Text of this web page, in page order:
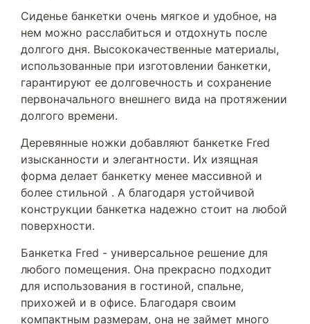
Сиденье банкетки очень мягкое и удобное, на
нем можно расслабиться и отдохнуть после
долгого дня. Высококачественные материалы,
использованные при изготовлении банкетки,
гарантируют ее долговечность и сохранение
первоначального внешнего вида на протяжении
долгого времени.
Деревянные ножки добавляют банкетке Fred
изысканности и элегантности. Их изящная
форма делает банкетку менее массивной и
более стильной . А благодаря устойчивой
конструкции банкетка надежно стоит на любой
поверхности.
Банкетка Fred - универсальное решение для
любого помещения. Она прекрасно подходит
для использования в гостиной, спальне,
прихожей и в офисе. Благодаря своим
компактным размерам, она не займет много